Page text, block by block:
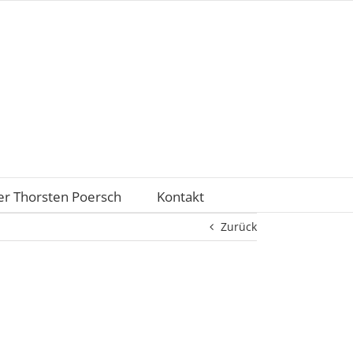
Thorsten Poersch Kontakt
Zurück